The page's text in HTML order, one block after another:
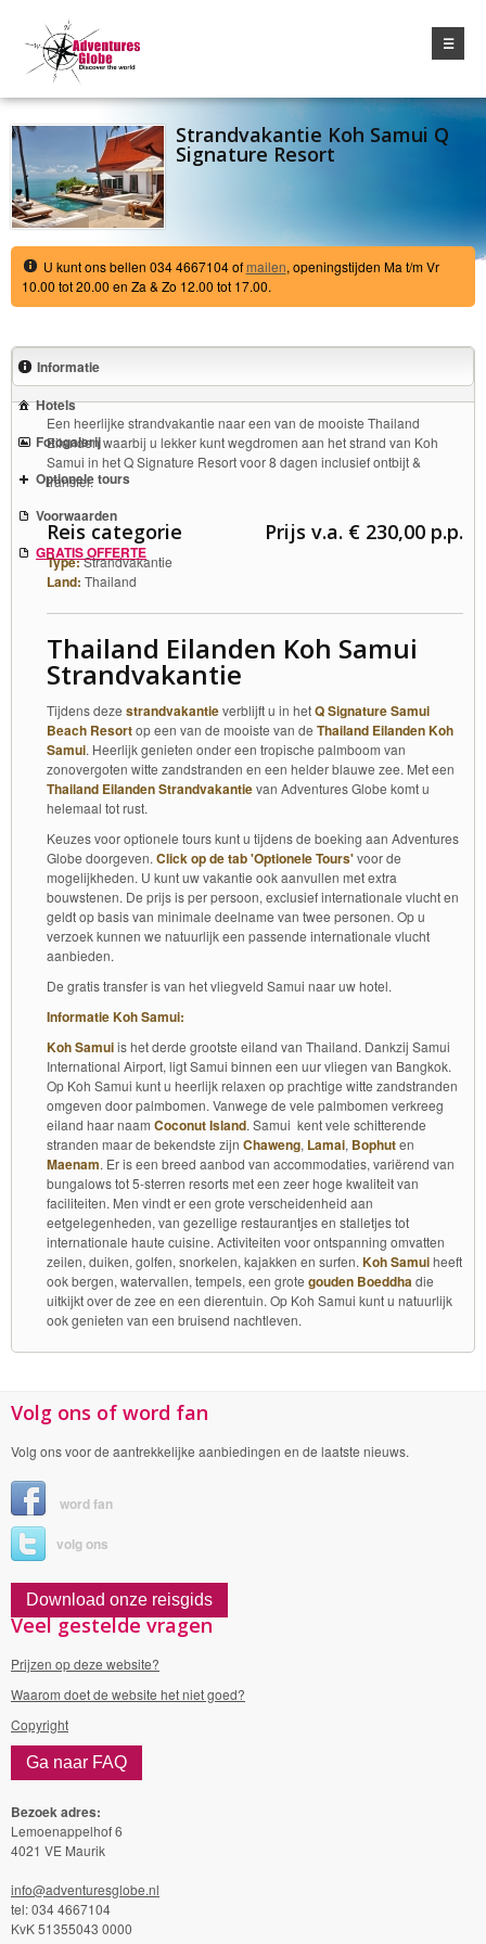
☰
Strandvakantie Koh Samui Q
Signature Resort
U kunt ons bellen 034 4667104 ofmailen, openingstijden Ma t/m Vr
10.00 tot 20.00 en Za & Zo 12.00 tot 17.00.
Informatie
Hotels
Fotogalerij
Optionele tours
Voorwaarden
GRATIS OFFERTE
Een heerlijke strandvakantie naar een van de mooiste Thailand
Eilanden waarbij u lekker kunt wegdromen aan het strand van Koh
Samui in het Q Signature Resort voor 8 dagen inclusief ontbijt &
transfer.
Prijs v.a. € 230,00 p.p.
Reis categorie
Type:Strandvakantie
Land: Thailand
Thailand Eilanden Koh Samui
Strandvakantie
Tijdens deze strandvakantieverblijft u in hetQ Signature Samui
Beach Resortop een van de mooiste van de Thailand Eilanden Koh
Samui. Heerlijk genieten onder een tropische palmboom van
zonovergoten witte zandstranden en een helder blauwe zee. Met een
Thailand Eilanden Strandvakantievan Adventures Globe komt u
helemaal tot rust.
Keuzes voor optionele tours kunt u tijdens de boeking aan Adventures
Globe doorgeven. Click op de tab 'Optionele Tours'voor de
mogelijkheden. U kunt uw vakantie ook aanvullen met extra
bouwstenen. De prijs is per persoon, exclusief internationale vlucht en
geldt op basis van minimale deelname van twee personen. Op u
verzoek kunnen we natuurlijk een passende internationale vlucht
aanbieden.
De gratis transfer is van het vliegveld Samui naar uw hotel.
Informatie Koh Samui:
Koh Samuiis het derde grootste eiland van Thailand. Dankzij Samui
International Airport, ligt Samui binnen een uur vliegen van Bangkok.
Op Koh Samui kunt u heerlijk relaxen op prachtige witte zandstranden
omgeven door palmbomen. Vanwege de vele palmbomen verkreeg
eiland haar naam Coconut Island. Samui kent vele schitterende
stranden maar de bekendste zijn Chaweng, Lamai, Bophuten
Maenam. Er is een breed aanbod van accommodaties, variërend van
bungalows tot 5-sterren resorts met een zeer hoge kwaliteit van
faciliteiten. Men vindt er een grote verscheidenheid aan
eetgelegenheden, van gezellige restaurantjes en stalletjes tot
internationale haute cuisine. Activiteiten voor ontspanning omvatten
zeilen, duiken, golfen, snorkelen, kajakken en surfen. Koh Samuiheeft
ook bergen, watervallen, tempels, een grote gouden Boeddhadie
uitkijkt over de zee en een dierentuin. Op Koh Samui kunt u natuurlijk
ook genieten van een bruisend nachtleven.
Volg ons of word fan
Volg ons voor de aantrekkelijke aanbiedingen en de laatste nieuws.
word fan
volg ons
Download onze reisgids
Veel gestelde vragen
Prijzen op deze website?
Waarom doet de website het niet goed?
Copyright
Ga naar FAQ
Bezoek adres:
Lemoenappelhof 6
4021 VE Maurik
info@adventuresglobe.nl
tel: 034 4667104
KvK 51355043 0000